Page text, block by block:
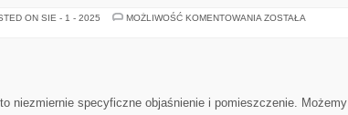
ON SIE - 1 - 2025 MOŻLIWOŚĆ KOMENTOWANIA WNĘTRZE
ZOSTAŁA
niezmiernie specyficzne objaśnienie i pomieszczenie. Możemy